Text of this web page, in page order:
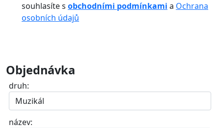
souhlasíte s obchodními podmínkami a Ochrana
osobních údajů
Objednávka
druh:
název: